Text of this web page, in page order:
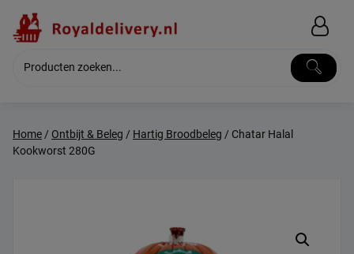
content
Home/ Ontbijt & Beleg / Hartig Broodbeleg / Chatar Halal
Kookworst 280G